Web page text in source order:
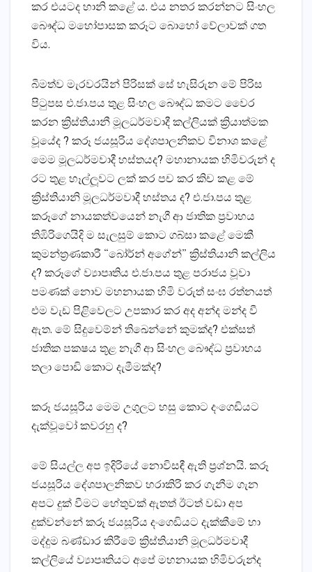
කර එයටද හානි කළේ ය. එය නතර කරන්නට සිංහල
බෞද්ධ මහෝපාසක කරූට බොහෝ වේලාවක් ගත
විය.
බීමත්ව මැරවරයින් පිරිසක් සේ හැසිරුන මේ පිරිස
පිටුපස එ.ජා.පය තුළ සිංහල බෞද්ධ කමට වෛර
කරන ක්‍රිස්තියානී මූලධර්මවාදී කල්ලියක් ක්‍රියාත්මක
වූයේද ? කරූ ජයසූරිය දේශපාලනිකව විනාශ කළේ
මෙම මූලධර්මවාදී හස්තයද? මහානායක හිමිවරුන් ද
රට තුළ හෑල්ලූවට ලක් කර පච කර කිච කළ මේ
ක්‍රිස්තියානි මූලධර්මවාදී හස්තය ද? එ.ජා.පය තුළ
කරූගේ නායකත්වයෙන් නැගී ආ ජාතික ප්‍රවාහය
තිඹිරිගෙයිදි ම සැලසුම් කොට ගබ්සා කළේ මෙකී
කුමන්ත්‍රණකාරී “බෝර්න් අගේන්” ක්‍රිස්තියානි කල්ලිය
ද? කරූගේ ව්‍යාපෘතිය එ.ජා.පය තුළ පරාජය වූවා
පමණක් නොව මහනායක හිමි වරුත් සංඝ රත්නයත්
එම වැඩ පිළිවෙලට උපකාර කර අද අන්ද මන්ද වී
ඇත. මේ සිදුවෙම්න් තිඛෙන්නේ කුමක්ද? එක්සත්
ජාතික පක‍ෂය තූළ නැගී ආ සිංහල බෞද්ධ ප්‍රවාහය
තලා පොඩි කොට දැමීමක්ද?
කරූ ජයසූරිය මෙම උගුලට හසු කොට දංගෙඩියට
දැක්වූවෝ කවරහු ද?
මේ සියල්ල අප ඉදිරියේ නොවිසඳී ඇති ප්‍රශ්නයි. කරූ
ජයසූරිය දේශපාලනිකව හරාකිරි කර ගැනීම ගැන
අපට දුක් වීමට හේතුවක් ඇතත් ඊටත් වඩා අප
දුක්වන්නේ කරූ ජයසූරිය දංගෙඩියට දැක්කීමේ හා
මද්දුම බණ්ඩාර කිරීමේ ක්‍රිස්තියානි මූලධර්මවාදී
කල්ලියේ ව්‍යාපෘතියට අපේ මහනායක හිමිවරුන්ද